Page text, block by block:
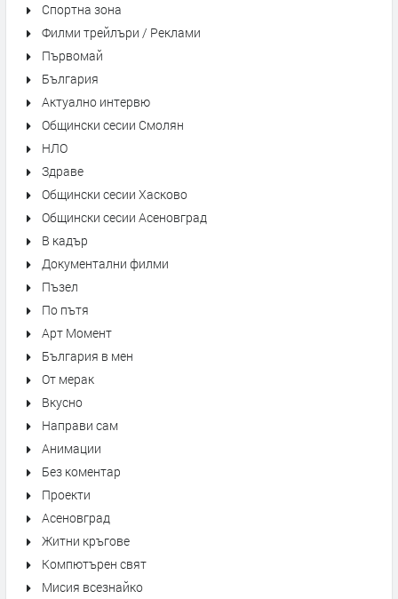
Спортна зона
Филми трейлъри / Реклами
Първомай
България
Актуално интервю
Общински сесии Смолян
НЛО
Здраве
Общински сесии Хасково
Общински сесии Асеновград
В кадър
Документални филми
Пъзел
По пътя
Арт Момент
България в мен
От мерак
Вкусно
Направи сам
Анимации
Без коментар
Проекти
Асеновград
Житни кръгове
Компютърен свят
Мисия всезнайко